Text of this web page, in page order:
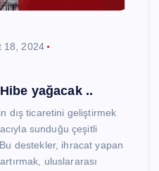
18, 2024
yağacak ..
dış ticaretini geliştirmek
sunduğu çeşitli
destekler, ihracat yapan
uluslararası